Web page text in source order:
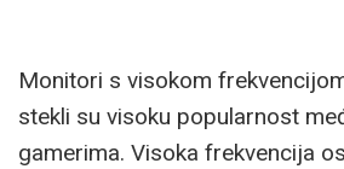
Monitori s visokom
stekli su visoku popularnost
gamerima. Visoka frekvencija